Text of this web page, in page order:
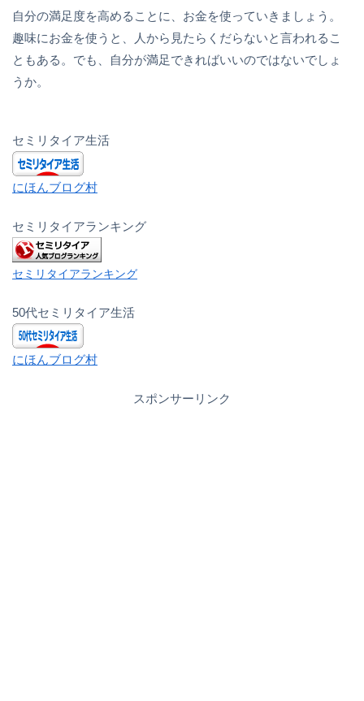
自分の満足度を高めることに、お金を使っていきましょう。
趣味にお金を使うと、人から見たらくだらないと言われるこ
ともある。でも、自分が満足できればいいのではないでしょ
うか。
セミリタイア生活
にほんブログ村
セミリタイアランキング
セミリタイアランキング
50代セミリタイア生活
にほんブログ村
スポンサーリンク